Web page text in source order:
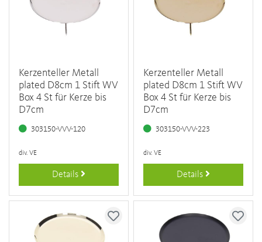
Kerzenteller Metall
plated D8cm 1 Stift WV
Box 4 St für Kerze bis
D7cm
303150-VVV-120
div. VE
Details
Kerzenteller Metall
plated D8cm 1 Stift WV
Box 4 St für Kerze bis
D7cm
303150-VVV-223
div. VE
Details